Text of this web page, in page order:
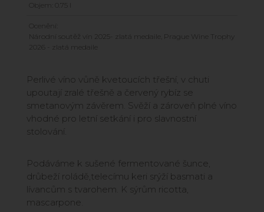
Objem: 0.75 l
Ocenění:
Národní soutěž vín 2025- zlatá medaile, Prague Wine Trophy
2026 - zlatá medaile
Perlivé víno vůně kvetoucích třešní, v chuti
upoutají zralé třešně a červený rybíz se
smetanovým závěrem. Svěží a zároveň plné víno
vhodné pro letní setkání i pro slavnostní
stolování.
Podáváme k sušené fermentované šunce,
drůbeží roládě,telecímu keri srýží basmati a
lívancům s tvarohem. K sýrům ricotta,
mascarpone.